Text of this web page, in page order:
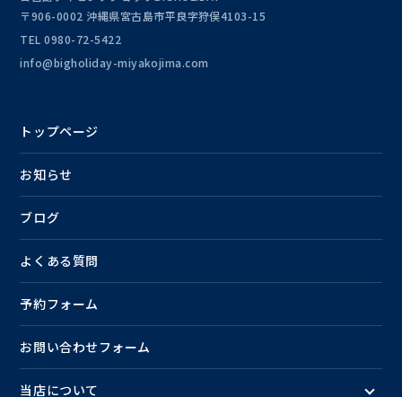
〒906-0002 沖縄県宮古島市平良字狩俣4103-15
TEL0980-72-5422
info@bigholiday-miyakojima.com
トップページ
お知らせ
ブログ
よくある質問
予約フォーム
お問い合わせフォーム
当店について